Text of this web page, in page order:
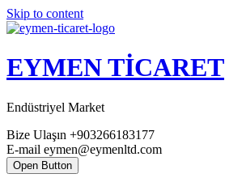
Skip to content
EYMEN TİCARET
Endüstriyel Market
Bize Ulaşın +903266183177
E-mail eymen@eymenltd.com
Open Button